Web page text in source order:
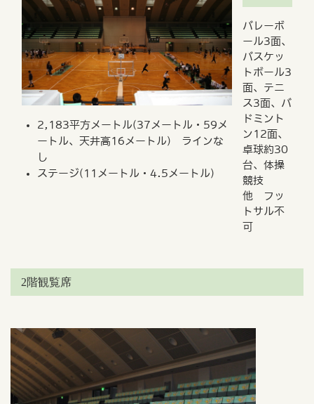
2,183平方メートル(37メートル・59メ
ートル、天井高16メートル) ラインな
し
ステージ(11メートル・4.5メートル)
バレーボ
ール3面、
バスケッ
トボール3
面、テニ
ス3面、バ
ドミント
ン12面、
卓球約30
台、体操
競技
他 フッ
トサル不
可
2階観覧席